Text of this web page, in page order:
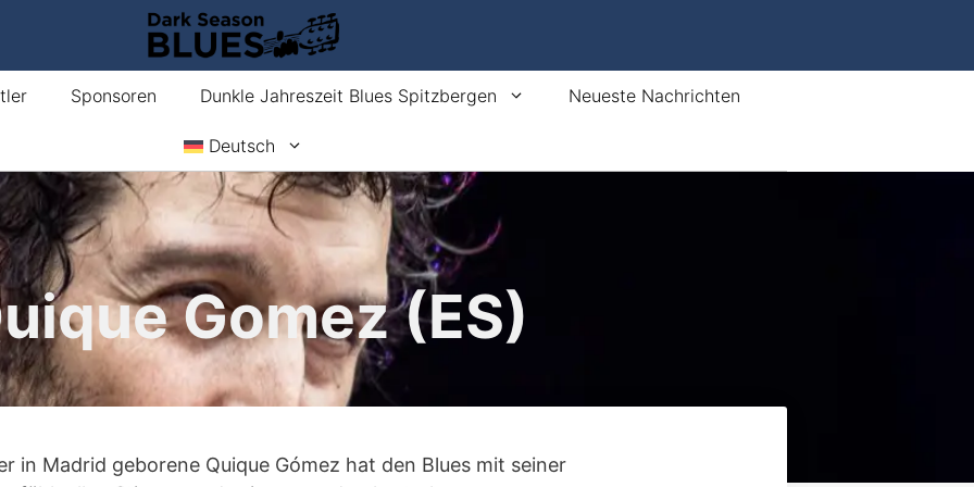
Sponsoren Dunkle Jahreszeit Blues Spitzbergen Neueste Nachrichten
Deutsch
Gomez (ES)
in Madrid geborene Quique Gómez hat den Blues mit seiner